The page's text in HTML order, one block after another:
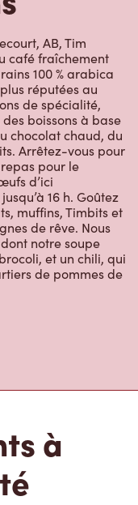
AB, Tim
café fraîchement
100 % arabica
réputées au
de spécialité,
boissons à base
chocolat chaud, du
Arrêtez-vous pour
pour le
d’ici
16 h. Goûtez
muffins, Timbits et
de rêve. Nous
notre soupe
et un chili, qui
de pommes de
à